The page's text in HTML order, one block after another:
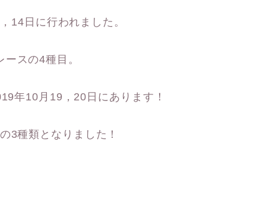
14日に行われました。
スの4種目。
年10月19，20日にあります！
3種類となりました！